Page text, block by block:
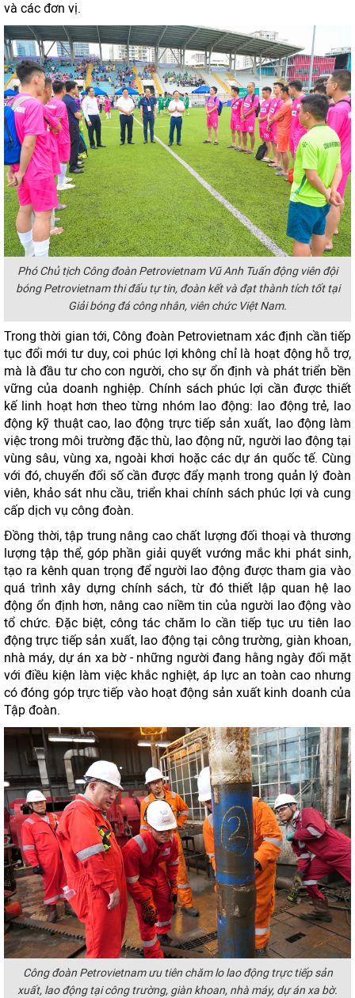
và các đơn vị.
Phó Chủ tịch Công đoàn Petrovietnam Vũ Anh Tuấn động viên đội
bóng Petrovietnam thi đấu tự tin, đoàn kết và đạt thành tích tốt tại
Giải bóng đá công nhân, viên chức Việt Nam.
Trong thời gian tới, Công đoàn Petrovietnam xác định cần tiếp
tục đổi mới tư duy, coi phúc lợi không chỉ là hoạt động hỗ trợ,
mà là đầu tư cho con người, cho sự ổn định và phát triển bền
vững của doanh nghiệp. Chính sách phúc lợi cần được thiết
kế linh hoạt hơn theo từng nhóm lao động: lao động trẻ, lao
động kỹ thuật cao, lao động trực tiếp sản xuất, lao động làm
việc trong môi trường đặc thù, lao động nữ, người lao động tại
vùng sâu, vùng xa, ngoài khơi hoặc các dự án quốc tế. Cùng
với đó, chuyển đổi số cần được đẩy mạnh trong quản lý đoàn
viên, khảo sát nhu cầu, triển khai chính sách phúc lợi và cung
cấp dịch vụ công đoàn.
Đồng thời, tập trung nâng cao chất lượng đối thoại và thương
lượng tập thể, góp phần giải quyết vướng mắc khi phát sinh,
tạo ra kênh quan trọng để người lao động được tham gia vào
quá trình xây dựng chính sách, từ đó thiết lập quan hệ lao
động ổn định hơn, nâng cao niềm tin của người lao động vào
tổ chức. Đặc biệt, công tác chăm lo cần tiếp tục ưu tiên lao
động trực tiếp sản xuất, lao động tại công trường, giàn khoan,
nhà máy, dự án xa bờ - những người đang hằng ngày đối mặt
với điều kiện làm việc khắc nghiệt, áp lực an toàn cao nhưng
có đóng góp trực tiếp vào hoạt động sản xuất kinh doanh của
Tập đoàn.
Công đoàn Petrovietnam ưu tiên chăm lo lao động trực tiếp sản
xuất, lao động tại công trường, giàn khoan, nhà máy, dự án xa bờ.